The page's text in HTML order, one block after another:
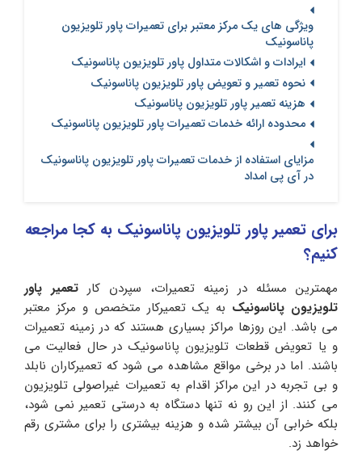
ویژگی های یک مرکز معتبر برای تعمیرات پاور تلویزیون
پاناسونیک
ایرادات و اشکالات متداول پاور تلویزیون پاناسونیک
نحوه تعمیر و تعویض پاور تلویزیون پاناسونیک
هزینه تعمیر پاور تلویزیون پاناسونیک
محدوده ارائه خدمات تعمیرات پاور تلویزیون پاناسونیک
مزایای استفاده از خدمات تعمیرات پاور تلویزیون پاناسونیک
در آی پی امداد
برای تعمیر پاور تلویزیون پاناسونیک به کجا مراجعه
کنیم؟
مهمترین مسئله در زمینه تعمیرات، سپردن کار تعمیر پاور
تلویزیون پاناسونیک به یک تعمیرکار متخصص و مرکز معتبر
می باشد. این روزها مراکز بسیاری هستند که در زمینه تعمیرات
و یا تعویض قطعات تلویزیون پاناسونیک در حال فعالیت می
باشند. اما در برخی مواقع مشاهده می شود که تعمیرکاران نابلد
و بی تجربه در این مراکز اقدام به تعمیرات غیراصولی تلویزیون
می کنند. از این رو نه تنها دستگاه به درستی تعمیر نمی شود،
بلکه خرابی آن بیشتر شده و هزینه بیشتری را برای مشتری رقم
خواهد زد.